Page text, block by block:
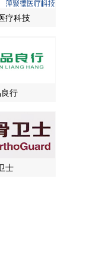
疗科技
行
士